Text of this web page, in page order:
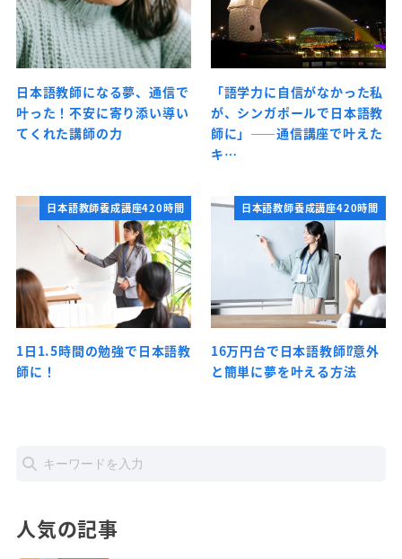
日本語教師になる夢、通信で
叶った！不安に寄り添い導い
てくれた講師の力
「語学力に自信がなかった私
が、シンガポールで日本語教
師に」――通信講座で叶えた
キ…
日本語教師養成講座420時間
1日1.5時間の勉強で日本語教
師に！
日本語教師養成講座420時間
16万円台で日本語教師⁉意外
と簡単に夢を叶える方法
人気の記事